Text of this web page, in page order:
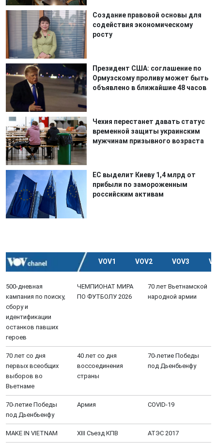
Создание правовой основы для
содействия экономическому
росту
Президент США: соглашение по
Ормузскому проливу может быть
объявлено в ближайшие 48 часов
Чехия перестанет давать статус
временной защиты украинским
мужчинам призывного возраста
ЕС выделит Киеву 1,4 млрд от
прибыли по замороженным
российским активам
VOV1 VOV2 VOV3
500-дневная
кампания по поиску,
сбору и
идентификации
останков павших
героев
ЧЕМПИОНАТ МИРА
ПО ФУТБОЛУ 2026
70 лет Вьетнамской
народной армии
70 лет со дня
первых всеобщих
выборов во
Вьетнаме
40 лет со дня
воссоединения
страны
70-летие Победы
под Дьенбьенфу
70-летие Победы
под Дьенбьенфу
Aрмия COVID-19
MAKE IN VIETNAM XIII Cъезд КПВ АТЭС 2017